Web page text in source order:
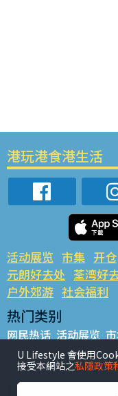
港玩港食港生活
活动展览 市集 开仓
元朗好去处 荃湾好
户外郊游 社会福利
热门类别
网民热话 活动展览
铜锣湾好去处 元朗好
餐厅情报 户外郊游
热门标签
U Lifestyle 會使用
接受本網站之私隱政策